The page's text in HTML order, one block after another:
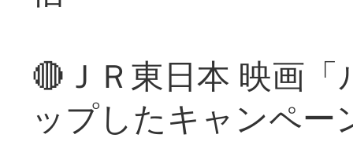
🔴ＪＲ東日本 映画
ップしたキャンペー